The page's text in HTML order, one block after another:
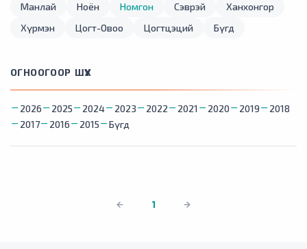
Манлай
Ноён Номгон Сэврэй
Ханхонгор
Хүрмэн
Цогт-Овоо Цогтцэций Бүгд
ОГНООГООР ШҮҮХ
2026 2025 2024 2023 2022 2021 2020 2019
2018
2017
2016 2015 Бүгд
1